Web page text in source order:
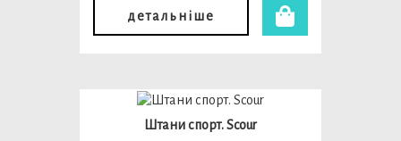
детальніше
Штани спорт. Scour